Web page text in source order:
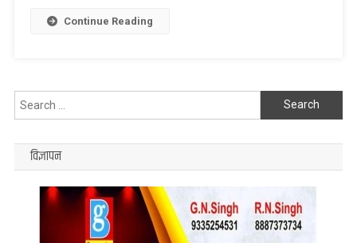
राजनितिक
Continue Reading
Search
for:
विज्ञापन